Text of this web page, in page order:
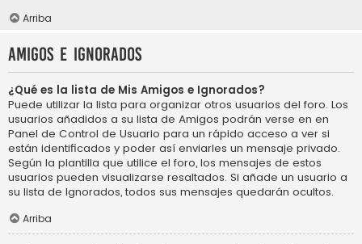
Arriba
Amigos e Ignorados
¿Qué es la lista de Mis Amigos e Ignorados?
Puede utilizar la lista para organizar otros usuarios del foro. Los
usuarios añadidos a su lista de Amigos podrán verse en en
Panel de Control de Usuario para un rápido acceso a ver si
están identificados y poder así enviarles un mensaje privado.
Según la plantilla que utilice el foro, los mensajes de estos
usuarios pueden visualizarse resaltados. Si añade un usuario a
su lista de Ignorados, todos sus mensajes quedarán ocultos.
Arriba